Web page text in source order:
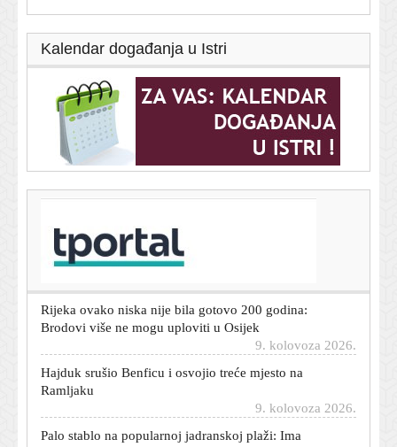
Kalendar događanja u Istri
Selak Raspudić proziva: 'Ovo je trenutak u kojem čitava
Vlada treba pasti!'
Rijeka ovako niska nije bila gotovo 200 godina:
Brodovi više ne mogu uploviti u Osijek
9. kolovoza 2026.
Hajduk srušio Benficu i osvojio treće mjesto na
Ramljaku
Palo stablo na popularnoj jadranskoj plaži: Ima
ozlijeđenih